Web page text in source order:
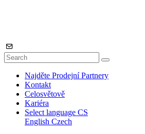
Najděte Prodejní Partnery
Kontakt
Celosvětově
Kariéra
Select language CS
English Czech